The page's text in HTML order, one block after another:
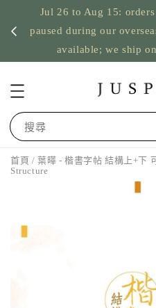
Jul 26 to Aug 15:
paused during our
available; we ship
搜尋
首頁 / 葉曄 - 楷書字帖 結構上+下
Structure